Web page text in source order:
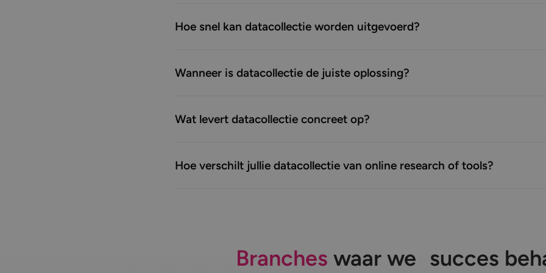
Hoe snel kan datacollectie worden uitgevoerd?
Wanneer is datacollectie de juiste oplossing?
Wat levert datacollectie concreet op?
Hoe verschilt jullie datacollectie van online research of tools?
Branches waar we succes